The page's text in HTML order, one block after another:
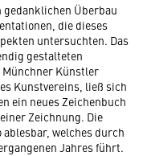
gedanklichen Überbau
die dieses
untersuchten. Das
gestalteten
Künstler
Kunstvereins, ließ sich
ein neues Zeichenbuch
Zeichnung. Die
welches durch
Jahres führt.